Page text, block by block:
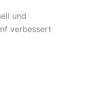
und
verbessert